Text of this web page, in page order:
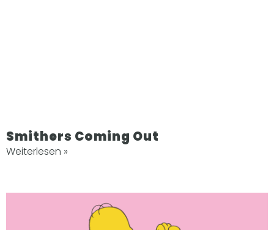
Smithers Coming Out
Weiterlesen »